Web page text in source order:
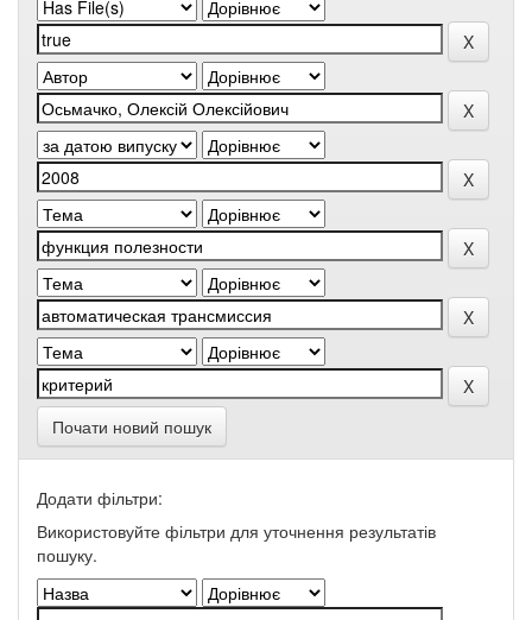
Почати новий пошук
Додати фільтри:
Використовуйте фільтри для уточнення результатів
пошуку.